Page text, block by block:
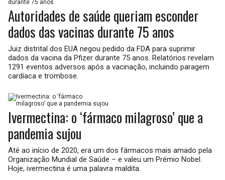
Autoridades de saúde queriam esconder
dados das vacinas durante 75 anos
Juiz distrital dos EUA negou pedido da FDA para suprimir
dados da vacina da Pfizer durante 75 anos. Relatórios revelam
1291 eventos adversos após a vacinação, incluindo paragem
cardíaca e trombose.
Ivermectina: o ‘fármaco milagroso’ que a
pandemia sujou
Até ao início de 2020, era um dos fármacos mais amado pela
Organização Mundial de Saúde – e valeu um Prémio Nobel.
Hoje, ivermectina é uma palavra maldita.